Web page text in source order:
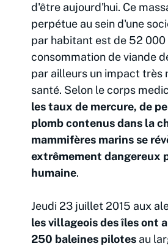
d'être aujourd'hui. Ce
perpétue au sein d'une
par habitant est de 52 000
consommation de viande
par ailleurs un impact très
santé. Selon le corps
les taux de mercure, de
plomb contenus dans la
mammifères marins se
extrêmement dangereux
humaine.
Jeudi 23 juillet 2015 aux
les villageois des îles ont
250 baleines pilotes au